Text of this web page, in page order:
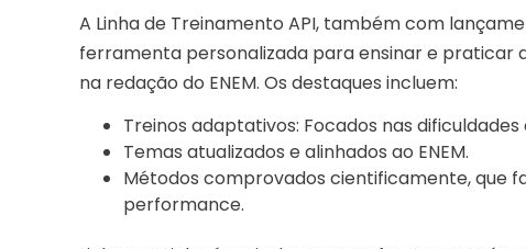
A Linha de Treinamento API, também com
ferramenta personalizada para ensinar e praticar
na redação do ENEM. Os destaques incluem:
Treinos adaptativos: Focados nas
Temas atualizados e alinhados ao ENEM.
Métodos comprovados cientificamente, que
performance.